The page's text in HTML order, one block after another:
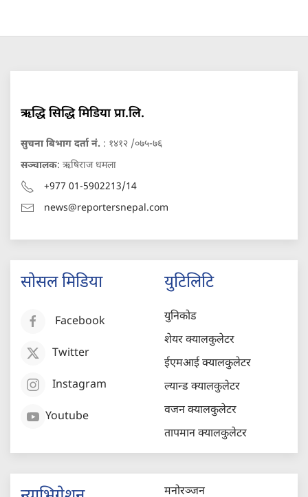
ऋद्धि सिद्धि मिडिया प्रा.लि.
सुचना बिभाग दर्ता नं. : १४१२ /०७५-७६
सञ्चालक: ऋषिराज धमला
+977 01-5902213/14
news@reportersnepal.com
सोसल मिडिया
Facebook
Twitter
Instagram
Youtube
युटिलिटि
युनिकोड
शेयर क्यालकुलेटर
ईएमआई क्यालकुलेटर
ल्यान्ड क्यालकुलेटर
वजन क्यालकुलेटर
तापमान क्यालकुलेटर
मनोरञ्जन